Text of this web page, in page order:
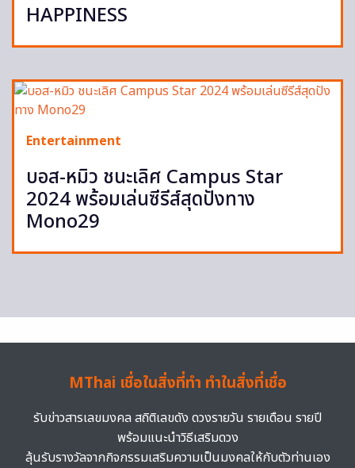
HAPPINESS
Entertainment
บอส-หมิว ชนะเลิศ Campus Star
2024 พร้อมเล่นซีรีส์สุดปังทาง
Mono29
MThai เชื่อในสิ่งที่ทำ ทำในสิ่งที่เชื่อ
รับข่าวสารเลขมงคล สถิติเลขดัง ดวงรายวัน รายเดือน รายปี
พร้อมแนะนำวิธีเสริมดวง
ลุ้นรับรางวัลจากกิจกรรมเสริมความเป็นมงคลให้กับตัวท่านเอง